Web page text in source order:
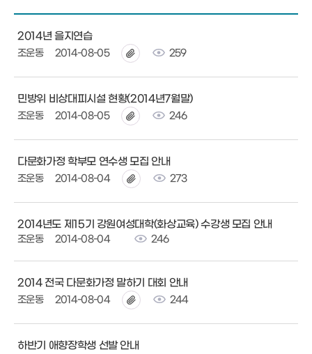
2014년 을지연습
조운동 2014-08-05 259
민방위 비상대피시설 현황(2014년7월말)
조운동 2014-08-05 246
다문화가정 학부모 연수생 모집 안내
조운동 2014-08-04 273
2014년도 제15기 강원여성대학(화상교육) 수강생 모집 안내
조운동 2014-08-04 246
2014 전국 다문화가정 말하기 대회 안내
조운동 2014-08-04 244
하반기 애향장학생 선발 안내